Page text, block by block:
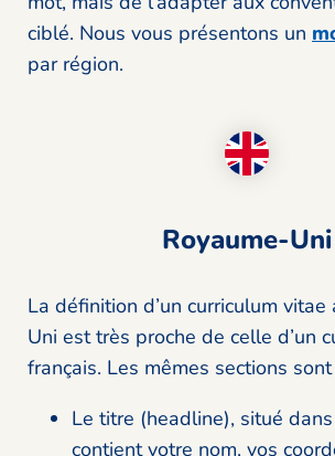
ciblé. Nous vous présentons un
par région.
Royaume-Uni
La définition d’un curriculum vitae
Uni est très proche de celle d’un
français. Les mêmes sections
Le titre (headline), situé
contient votre nom, vos